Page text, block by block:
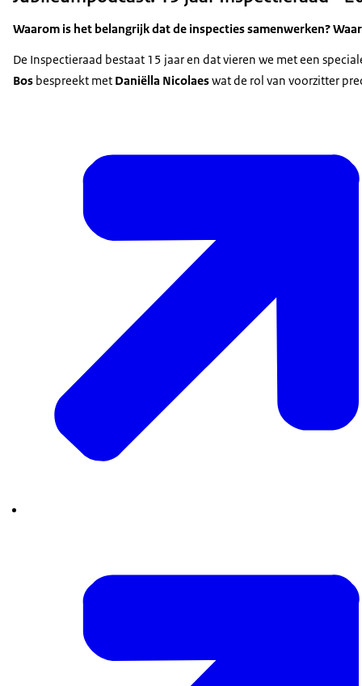
Waarom is het belangrijk dat de inspecties samenwerken?
De Inspectieraad bestaat 15 jaar en dat vieren we met een
Bos bespreekt met Daniëlla Nicolaeswat de rol van voorzitter